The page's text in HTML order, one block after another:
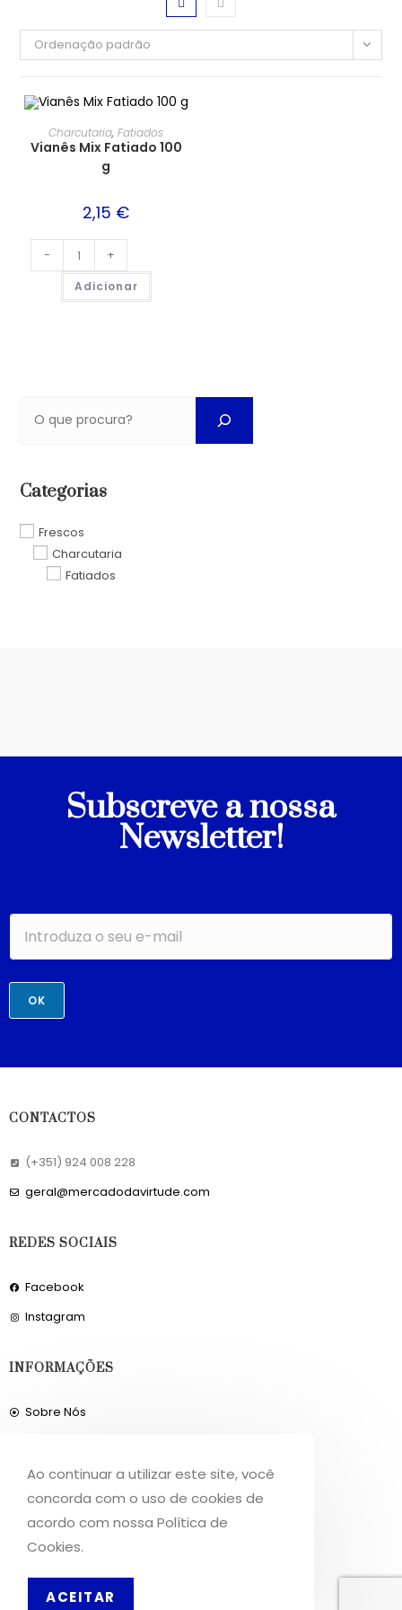
Ordenação padrão
Charcutaria,Fatiados
Vianês Mix Fatiado 100
g
2,15 €
- +
Adicionar
Categorias
Frescos
Charcutaria
Fatiados
Subscreve a nossa
Newsletter!
OK
CONTACTOS
(+351) 924 008 228
geral@mercadodavirtude.com
REDES SOCIAIS
Facebook
Instagram
INFORMAÇÕES
Sobre Nós
OS NOSSOS SERVIÇOS
Portes de Envio
Ao continuar a utilizar este site, você
concorda com o uso de cookies de
acordo com nossa Política de
Cookies.
ACEITAR